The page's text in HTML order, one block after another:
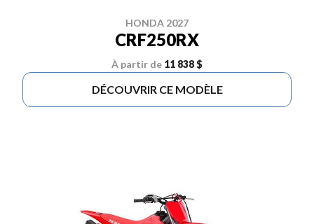
HONDA 2027
CRF250RX
À partir de 11 838 $
DÉCOUVRIR CE MODÈLE